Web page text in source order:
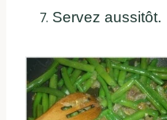
Servez aussitôt.